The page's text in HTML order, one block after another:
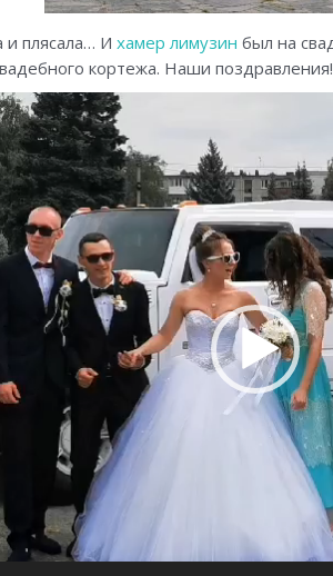
и плясала… И хамер лимузин был на
кортежа. Наши